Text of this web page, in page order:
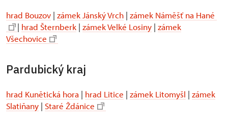
hrad Bouzov | zámek Jánský Vrch | zámek Náměšť na Hané
| hrad Šternberk | zámek Velké Losiny | zámek
Všechovice
Pardubický kraj
hrad Kunětická hora | hrad Litice | zámek Litomyšl | zámek
Slatiňany | Staré Ždánice